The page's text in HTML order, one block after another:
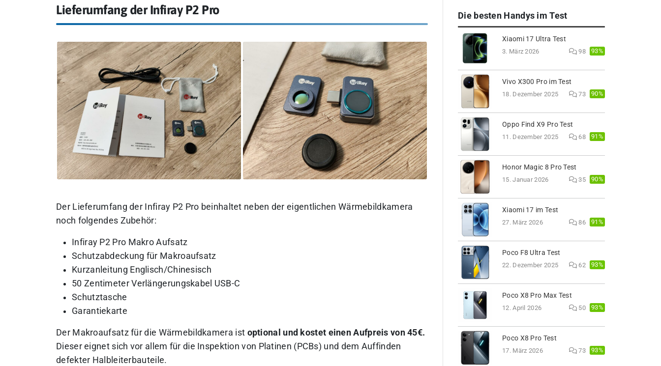
Lieferumfang der Infiray P2 Pro
Der Lieferumfang der Infiray P2 Pro beinhaltet neben der eigentlichen Wärmebildkamera
noch folgendes Zubehör:
Infiray P2 Pro Makro Aufsatz
Schutzabdeckung für Makroaufsatz
Kurzanleitung Englisch/Chinesisch
50 Zentimeter Verlängerungskabel USB-C
Schutztasche
Garantiekarte
Der Makroaufsatz für die Wärmebildkamera ist optional und kostet einen Aufpreis von 45€.
Dieser eignet sich vor allem für die Inspektion von Platinen (PCBs) und dem Auffinden
defekter Halbleiterbauteile.
Die besten Handys im Test
Xiaomi 17 Ultra Test
3. März 2026 98 93%
Vivo X300 Pro im Test
18. Dezember 2025 73 90%
Oppo Find X9 Pro Test
11. Dezember 2025 68 91%
Honor Magic 8 Pro Test
15. Januar 2026 35 90%
Xiaomi 17 im Test
27. März 2026 86 91%
Poco F8 Ultra Test
22. Dezember 2025 62 93%
Poco X8 Pro Max Test
12. April 2026 50 93%
Poco X8 Pro Test
17. März 2026 73 93%